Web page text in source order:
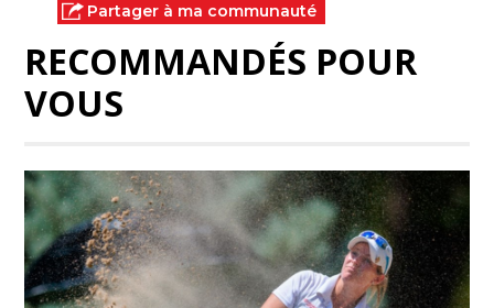
Partager à ma communauté
RECOMMANDÉS POUR
VOUS